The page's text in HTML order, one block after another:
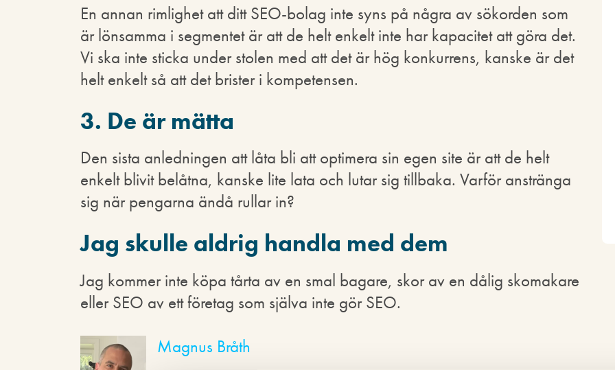
En annan rimlighet att ditt SEO-bolag inte syns på några av sökorden som
är lönsamma i segmentet är att de helt enkelt inte har kapacitet att göra det.
Vi ska inte sticka under stolen med att det är hög konkurrens, kanske är det
helt enkelt så att det brister i kompetensen.
3. De är mätta
Den sista anledningen att låta bli att optimera sin egen site är att de helt
enkelt blivit belåtna, kanske lite lata och lutar sig tillbaka. Varför anstränga
sig när pengarna ändå rullar in?
Jag skulle aldrig handla med dem
Jag kommer inte köpa tårta av en smal bagare, skor av en dålig skomakare
eller SEO av ett företag som själva inte gör SEO.
Magnus Bråth